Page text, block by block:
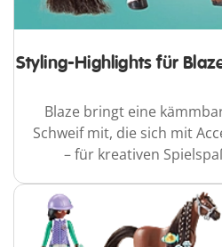
Styling-Highlights für
Blaze bringt eine
Schweif mit, die sich mit
– für kreativen